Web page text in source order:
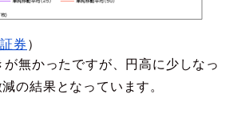
券 ）
無かったですが、円高に少しなっ
の結果となっています。